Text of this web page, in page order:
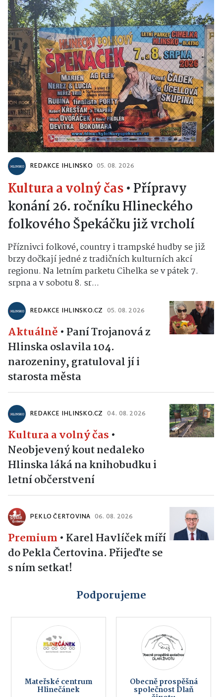
REDAKCE IHLINSKO 05. 08. 2026
Kultura a volný čas• Přípravy
konání 26. ročníku Hlineckého
folkového Špekáčku již vrcholí
Příznivci folkové, country i trampské hudby se již
brzy dočkají jedné z tradičních kulturních akcí
regionu. Na letním parketu Cihelka se v pátek 7.
srpna a v sobotu 8. sr...
REDAKCE IHLINSKO.CZ 05. 08. 2026
Aktuálně • Paní Trojanová z
Hlinska oslavila 104.
narozeniny, gratuloval jí i
starosta města
REDAKCE IHLINSKO.CZ 04. 08. 2026
Kultura a volný čas •
Neobjevený kout nedaleko
Hlinska láká na knihobudku i
letní občerstvení
PEKLO ČERTOVINA 06. 08. 2026
Premium • Karel Havlíček míří
do Pekla Čertovina. Přijeďte se
s ním setkat!
Podporujeme
Mateřské centrum
Hlinečánek
Obecně prospěšná
společnost Dlaň